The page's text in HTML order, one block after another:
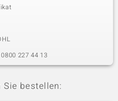
227 44 13
Sie bestellen: